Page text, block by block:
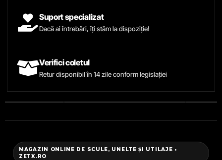
Suport specializat
Dacă ai întrebări, îți stăm la dispoziție!
Verifici coletul
Retur disponibil în 14 zile conform legislației
MAGAZIN ONLINE DE SCULE, UNELTE ȘI UTILAJE •
ZETX.RO